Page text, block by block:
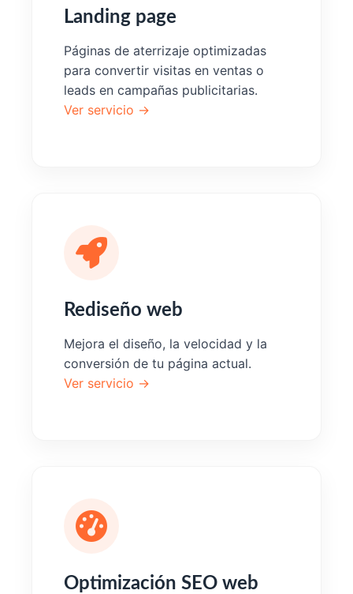
Landing page
Páginas de aterrizaje optimizadas
para convertir visitas en ventas o
leads en campañas publicitarias.
Ver servicio →
Rediseño web
Mejora el diseño, la velocidad y la
conversión de tu página actual.
Ver servicio →
Optimización SEO web